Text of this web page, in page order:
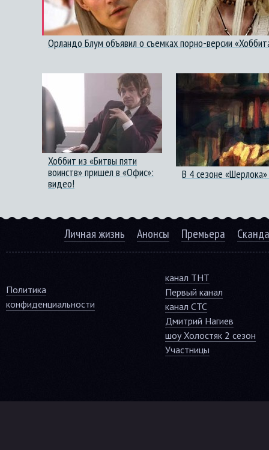
Орландо Блум объявил о съемках порно-версии
Хоббит из «Битвы пяти
воинств» пришел в «Офис»:
видео!
В 4 сезоне «Шерлока»
Личная жизнь Анонсы Премьера
Политика
конфиденциальности
канал ТНТ
Первый канал
канал СТС
Дмитрий Нагиев
шоу Холостяк 2 сезон
Участницы